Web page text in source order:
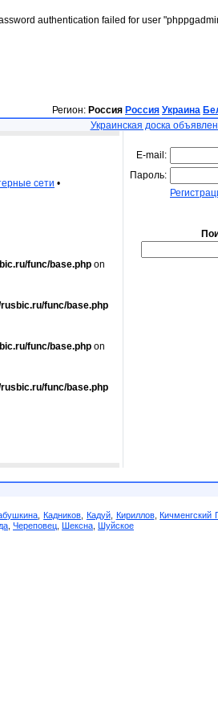
authentication failed for user
Регион: Россия Россия Украина
Украинская доска
сети •
func/base.php on
func/base.php
func/base.php on
func/base.php
E-mail:
Пароль:
,Кадников Кадуй, Кириллов,Кичменгский
Череповец Шексна Шуйское